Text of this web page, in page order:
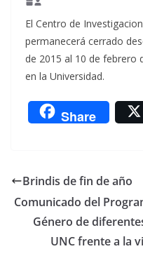
El Centro de
permanecerá cerrado
de 2015 al 10 de febrero
en la Universidad.
Share
Brindis de fin de año
Comunicado del
Género de
UNC frente a la